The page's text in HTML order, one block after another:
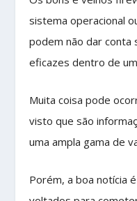
sistema operacional
podem não dar conta
eficazes dentro de
Muita coisa pode
visto que são
uma ampla gama de
Porém, a boa notícia